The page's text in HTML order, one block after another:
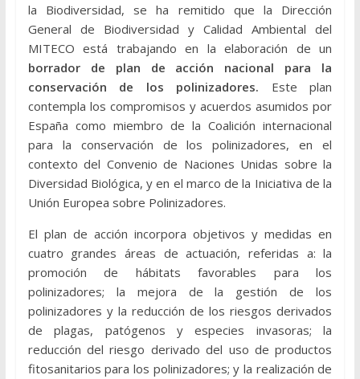
la Biodiversidad, se ha remitido que la Dirección
General de Biodiversidad y Calidad Ambiental del
MITECO está trabajando en la elaboración de un
borrador de plan de acción nacional para la
conservación de los polinizadores. Este plan
contempla los compromisos y acuerdos asumidos por
España como miembro de la Coalición internacional
para la conservación de los polinizadores, en el
contexto del Convenio de Naciones Unidas sobre la
Diversidad Biológica, y en el marco de la Iniciativa de la
Unión Europea sobre Polinizadores.
El plan de acción incorpora objetivos y medidas en
cuatro grandes áreas de actuación, referidas a: la
promoción de hábitats favorables para los
polinizadores; la mejora de la gestión de los
polinizadores y la reducción de los riesgos derivados
de plagas, patógenos y especies invasoras; la
reducción del riesgo derivado del uso de productos
fitosanitarios para los polinizadores; y la realización de